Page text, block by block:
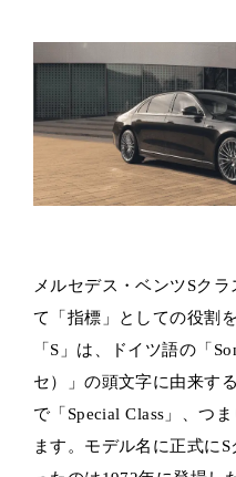
メルセデス・ベンツSク
て「指標」としての役割
「S」は、ドイツ語の「
セ）」の頭文字に由来す
で「Special Class」、つ
ます。モデル名に正式に